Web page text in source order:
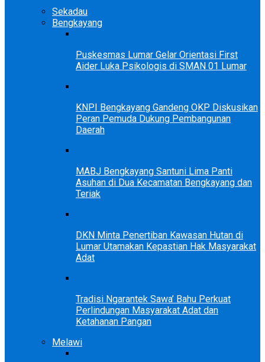
Sekadau
Bengkayang
Puskesmas Lumar Gelar Orientasi First
Aider Luka Psikologis di SMAN 01 Lumar
KNPI Bengkayang Gandeng OKP Diskusikan
Peran Pemuda Dukung Pembangunan
Daerah
MABJ Bengkayang Santuni Lima Panti
Asuhan di Dua Kecamatan Bengkayang dan
Teriak
DKN Minta Penertiban Kawasan Hutan di
Lumar Utamakan Kepastian Hak Masyarakat
Adat
Tradisi Ngarantek Sawa’ Bahu Perkuat
Perlindungan Masyarakat Adat dan
Ketahanan Pangan
Melawi